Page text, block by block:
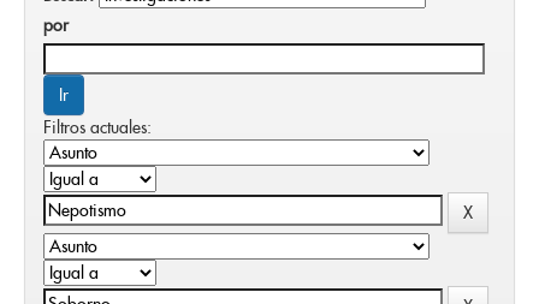
por
Filtros actuales: